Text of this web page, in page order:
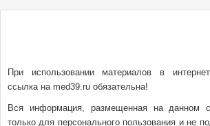
При использовании материалов в
ссылка на med39.ru обязательна!
Вся информация, размещенная на данном
только для персонального пользования и не